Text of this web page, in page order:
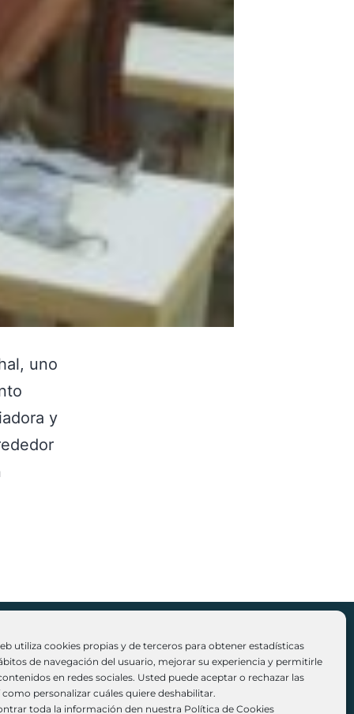
utiliza cookies propias y de terceros para obtener estadísticas
de navegación del usuario, mejorar su experiencia y permitirle
en redes sociales. Usted puede aceptar o rechazar las
como personalizar cuáles quiere deshabilitar.
toda la información den nuestra Política de Cookies
uno
y
914 38 03 90 | info@fundacionestebanvigil.org